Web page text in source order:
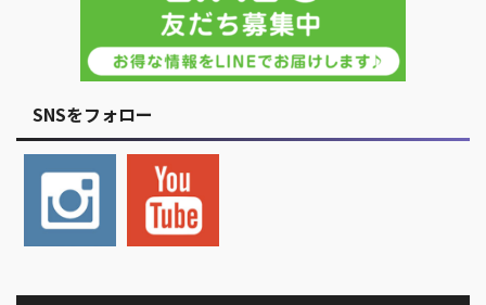
SNSをフォロー